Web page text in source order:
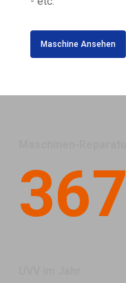
Maschine Ansehen
367